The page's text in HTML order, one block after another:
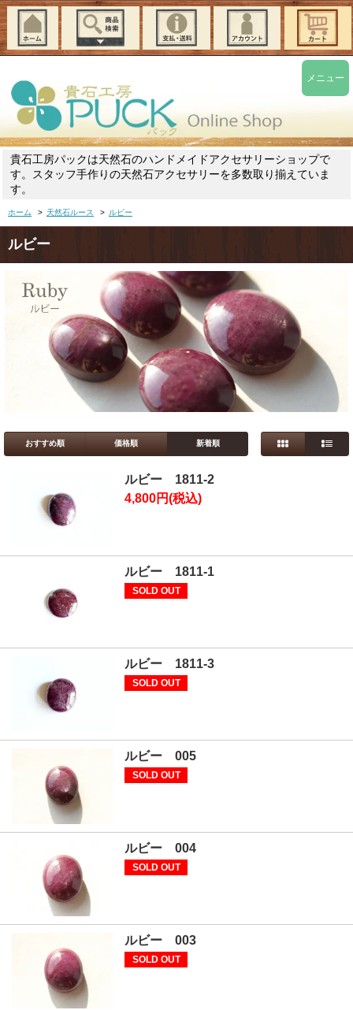
貴石工房パックは天然石のハンドメイドアクセサリーショップで
す。スタッフ手作りの天然石アクセサリーを多数取り揃えていま
す。
ホーム > 天然石ルース > ルビー
ルビー
おすすめ順 価格順 新着順
ルビー 1811-2
4,800円(税込)
ルビー 1811-1
SOLD OUT
ルビー 1811-3
SOLD OUT
ルビー 005
SOLD OUT
ルビー 004
SOLD OUT
ルビー 003
SOLD OUT
メニュー